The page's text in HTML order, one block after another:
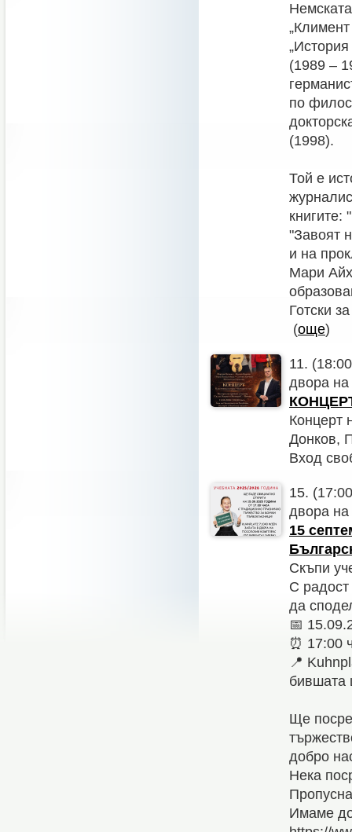
(1989 –
по
(1998).
Той е
книгите:
"Завоят
и на
Мари
Готски
(още)
11.
двора на
КОНЦЕРТ
Концерт
Донков,
Вход
15.
двора на
15
Скъпи
С радост
да
📅
⏰ 17:00
📍
бившата
Ще
добро
Нека
Имаме